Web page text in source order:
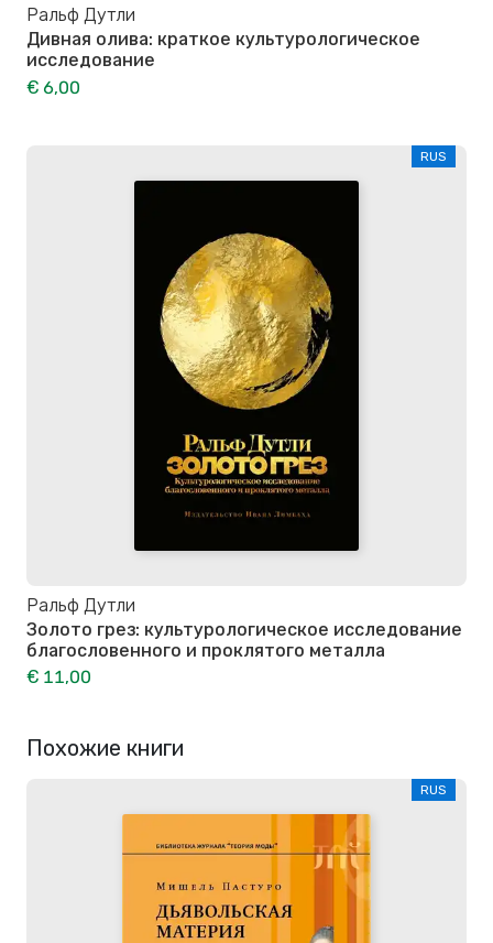
Ральф Дутли
Дивная олива: краткое культурологическое
исследование
€ 6,00
RUS
Ральф Дутли
Золото грез: культурологическое исследование
благословенного и проклятого металла
€ 11,00
Похожие книги
RUS